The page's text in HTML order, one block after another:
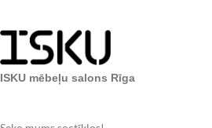
ISKU mēbeļu salons Rīga